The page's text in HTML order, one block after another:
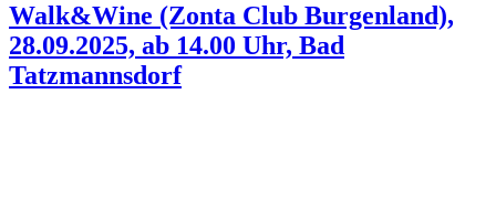
Walk&Wine (Zonta Club Burgenland),
28.09.2025, ab 14.00 Uhr, Bad
Tatzmannsdorf